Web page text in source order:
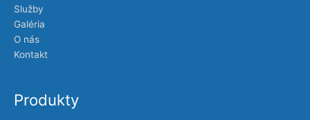
Služby
Galéria
O nás
Kontakt
Produkty